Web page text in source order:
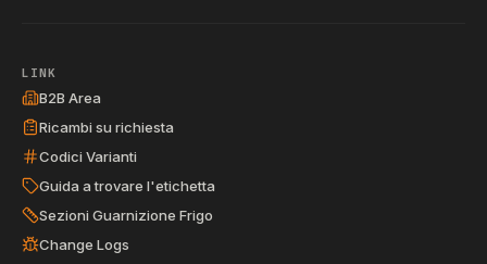
LINK
B2B Area
Ricambi su richiesta
Codici Varianti
Guida a trovare l'etichetta
Sezioni Guarnizione Frigo
Change Logs